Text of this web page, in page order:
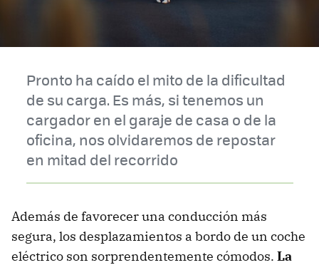
Pronto ha caído el mito de la dificultad
de su carga. Es más, si tenemos un
cargador en el garaje de casa o de la
oficina, nos olvidaremos de repostar
en mitad del recorrido
Además de favorecer una conducción más
segura, los desplazamientos a bordo de un coche
eléctrico son sorprendentemente cómodos. La